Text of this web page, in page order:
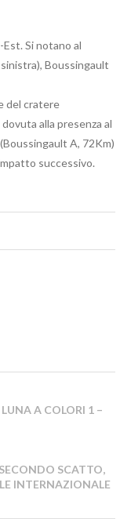
Si notano al
Boussingault
del cratere
alla presenza al
A, 72Km)
successivo.
A COLORI 1 –
SCATTO,
INTERNAZIONALE